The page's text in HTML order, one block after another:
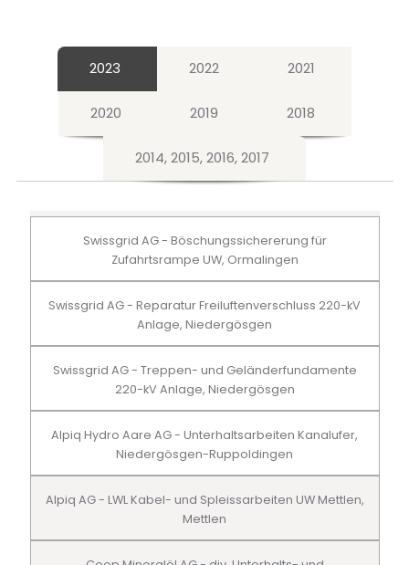
2023 2022 2021
2020 2019 2018
2014, 2015, 2016, 2017
Swissgrid AG - Böschungssichererung für
Zufahrtsrampe UW, Ormalingen
Swissgrid AG - Reparatur Freiluftenverschluss 220-kV
Anlage, Niedergösgen
Swissgrid AG - Treppen- und Geländerfundamente
220-kV Anlage, Niedergösgen
Alpiq Hydro Aare AG - Unterhaltsarbeiten Kanalufer,
Niedergösgen-Ruppoldingen
Alpiq AG - LWL Kabel- und Spleissarbeiten UW Mettlen,
Mettlen